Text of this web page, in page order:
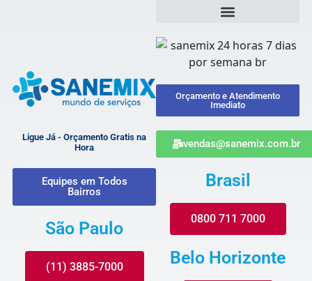
Ligue Já - Orçamento Gratis na
Hora
Equipes em Todos
Bairros
São Paulo
(11) 3885-7000
Orçamento e Atendimento
Imediato
vendas@sanemix.com.br
Brasil
0800 711 7000
Belo Horizonte